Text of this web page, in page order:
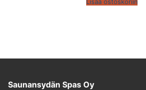
Lisää ostoskoriin
Saunansydän Spas Oy